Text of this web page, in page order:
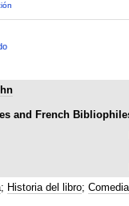
and French
; Historia del libro; Comedia